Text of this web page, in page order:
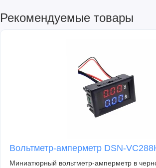
Рекомендуемые товары
Вольтметр-амперметр DSN-
Миниатюрный вольтметр-амперметр в